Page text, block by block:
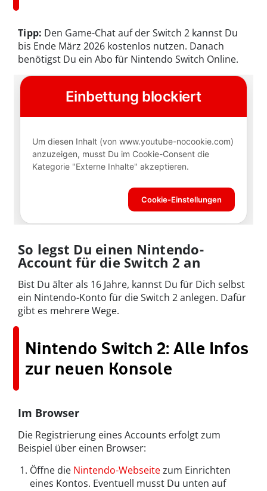
Tipp: Den Game-Chat auf der Switch 2 kannst Du
bis Ende März 2026 kostenlos nutzen. Danach
benötigst Du ein Abo für Nintendo Switch Online.
So legst Du einen Nintendo-
Account für die Switch 2 an
Bist Du älter als 16 Jahre, kannst Du für Dich selbst
ein Nintendo-Konto für die Switch 2 anlegen. Dafür
gibt es mehrere Wege.
Nintendo Switch 2: Alle Infos
zur neuen Konsole
Im Browser
Die Registrierung eines Accounts erfolgt zum
Beispiel über einen Browser:
Öffne die Nintendo-Webseitezum Einrichten
eines Kontos. Eventuell musst Du unten auf